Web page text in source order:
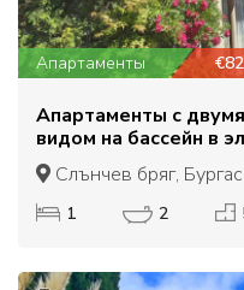
Апартаменты
Апартаменты с
видом на бассейн в
Даун Парк.
Слънчев бряг, Бургас
1 2